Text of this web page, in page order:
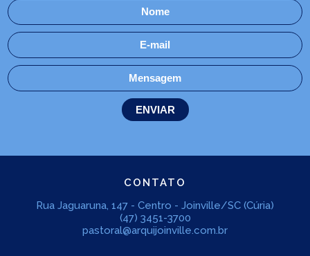
CONTATO
Rua Jaguaruna, 147 - Centro - Joinville/SC (Cúria)
(47) 3451-3700
pastoral@arquijoinville.com.br